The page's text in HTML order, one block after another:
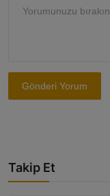
Gönderi Yorum
Takip Et